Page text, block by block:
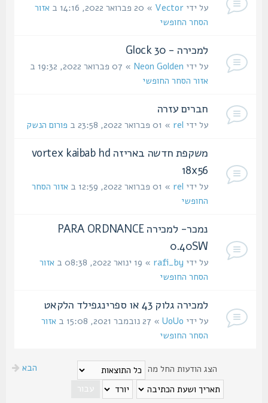
על ידיVector» 20 פברואר 2022, 14:16 ב
אזור
הסחר החופשי
למכירה - Glock 30
על ידיNeon Golden» 07 פברואר 2022, 19:32 ב
אזור הסחר החופשי
חברים עזרה
על ידיrel» 01 פברואר 2022, 23:58 ב פורום הנשק
משקפת חדשה באריזה vortex kaibab hd
18x56
על ידיrel» 01 פברואר 2022, 12:59 ב
אזור הסחר
החופשי
נמכר- למכירה PARA ORDNANCE
0.40SW
על ידיrafi_by» 19 ינואר 2022, 08:38 ב
אזור
הסחר החופשי
למכירה גלוק 43 או ספרינגפילד הלקאט
על ידיUoUo» 27 נובמבר 2021, 15:08 ב
אזור
הסחר החופשי
הצג הודעות החל מה